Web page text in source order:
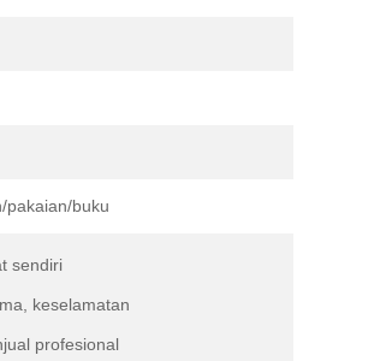
pakaian/buku
sendiri
keselamatan
profesional